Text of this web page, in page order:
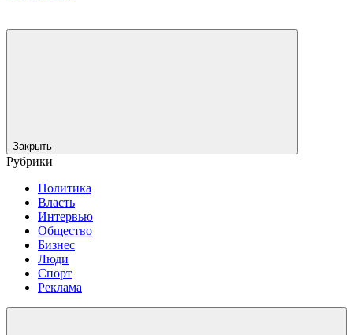
Закрыть
Рубрики
Политика
Власть
Интервью
Общество
Бизнес
Люди
Спорт
Реклама